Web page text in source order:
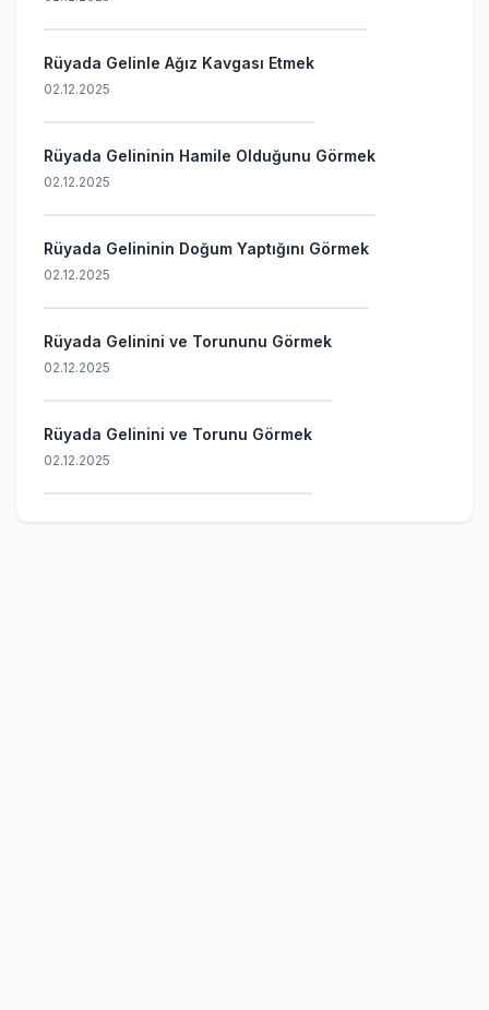
Rüyada Gelinle Ağız Kavgası Etmek
02.12.2025
Rüyada Gelininin Hamile Olduğunu Görmek
02.12.2025
Rüyada Gelininin Doğum Yaptığını Görmek
02.12.2025
Rüyada Gelinini ve Torununu Görmek
02.12.2025
Rüyada Gelinini ve Torunu Görmek
02.12.2025